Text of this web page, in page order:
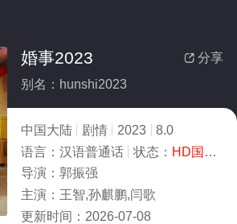
 分享
婚事2023
别名：hunshi2023
中国大陆 剧情 2023
8.0
语言： 汉语普通话 状态： HD国语/高清
导演： 郭振强
主演： 王智,孙麒鹏,闫歌
更新时间： 2026-07-08